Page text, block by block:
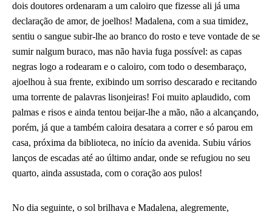
dois doutores ordenaram a um caloiro que fizesse ali já uma
declaração de amor, de joelhos! Madalena, com a sua timidez,
sentiu o sangue subir-lhe ao branco do rosto e teve vontade de se
sumir nalgum buraco, mas não havia fuga possível: as capas
negras logo a rodearam e o caloiro, com todo o desembaraço,
ajoelhou à sua frente, exibindo um sorriso descarado e recitando
uma torrente de palavras lisonjeiras! Foi muito aplaudido, com
palmas e risos e ainda tentou beijar-lhe a mão, não a alcançando,
porém, já que a também caloira desatara a correr e só parou em
casa, próxima da biblioteca, no início da avenida. Subiu vários
lanços de escadas até ao último andar, onde se refugiou no seu
quarto, ainda assustada, com o coração aos pulos!
No dia seguinte, o sol brilhava e Madalena, alegremente,